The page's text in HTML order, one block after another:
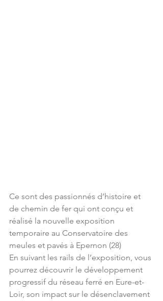
Ce sont des passionnés d’histoire et
de chemin de fer qui ont conçu et
réalisé la nouvelle exposition
temporaire au Conservatoire des
meules et pavés à Epernon (28)
En suivant les rails de l’exposition, vous
pourrez découvrir le développement
progressif du réseau ferré en Eure-et-
Loir, son impact sur le désenclavement